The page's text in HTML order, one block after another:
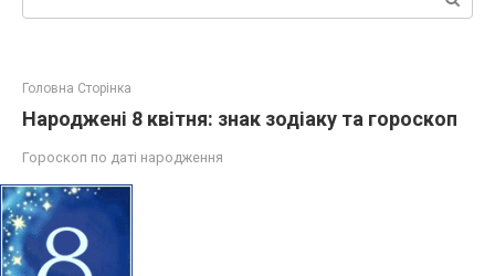
Головна Сторінка
Народжені 8 квітня: знак зодіаку та гороскоп
Гороскоп по даті народження